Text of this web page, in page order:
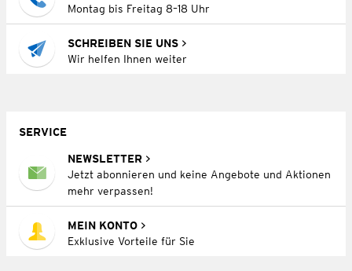
Montag bis Freitag 8–18 Uhr
SCHREIBEN SIE UNS
Wir helfen Ihnen weiter
SERVICE
NEWSLETTER
Jetzt abonnieren und keine Angebote und Aktionen
mehr verpassen!
MEIN KONTO
Exklusive Vorteile für Sie